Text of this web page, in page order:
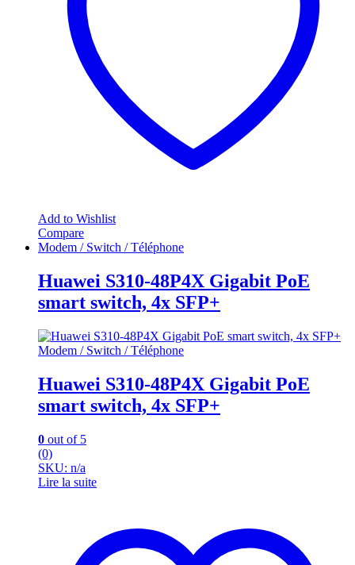
Add to Wishlist
Compare
Modem / Switch / Téléphone
Huawei S310-48P4X Gigabit PoE
smart switch, 4x SFP+
Modem / Switch / Téléphone
Huawei S310-48P4X Gigabit PoE
smart switch, 4x SFP+
0 out of 5
(0)
SKU: n/a
Lire la suite